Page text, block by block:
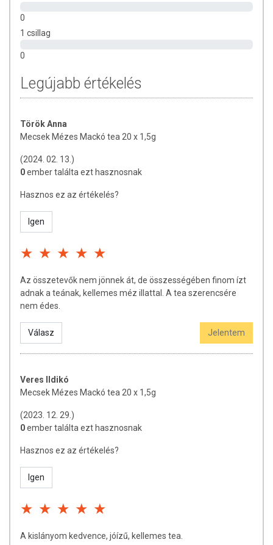
0
1 csillag
0
Legújabb értékelés
Török Anna
Mecsek Mézes Mackó tea 20 x 1,5g
(2024. 02. 13.)
0ember találta ezt hasznosnak
Hasznos ez az értékelés?
Igen
Az összetevők nem jönnek át, de összességében finom ízt
adnak a teának, kellemes méz illattal. A tea szerencsére
nem édes.
Válasz Jelentem
Veres Ildikó
Mecsek Mézes Mackó tea 20 x 1,5g
(2023. 12. 29.)
0ember találta ezt hasznosnak
Hasznos ez az értékelés?
Igen
A kislányom kedvence, jóízű, kellemes tea.